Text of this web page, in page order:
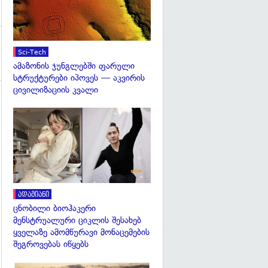
Sci-Tech
ამაზონის ჯუნგლებში ფარული
სტრუქტურები იპოვეს — აკვირის
ცივილიზაციის კვალი
ადამიანი
ცნობილი ბიოჰაკერი
მენსტრუალური ციკლის შესახებ
ყველაზე ამომწურავი მონაცემების
შეგროვებას იწყებს